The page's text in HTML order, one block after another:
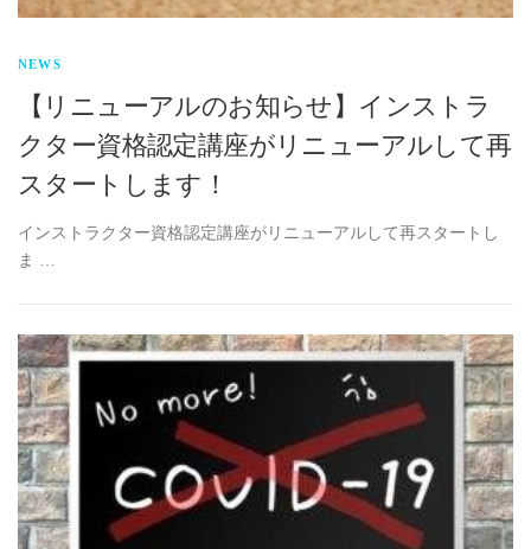
NEWS
【リニューアルのお知らせ】インストラ
クター資格認定講座がリニューアルして再
スタートします！
インストラクター資格認定講座がリニューアルして再スタートし
ま …